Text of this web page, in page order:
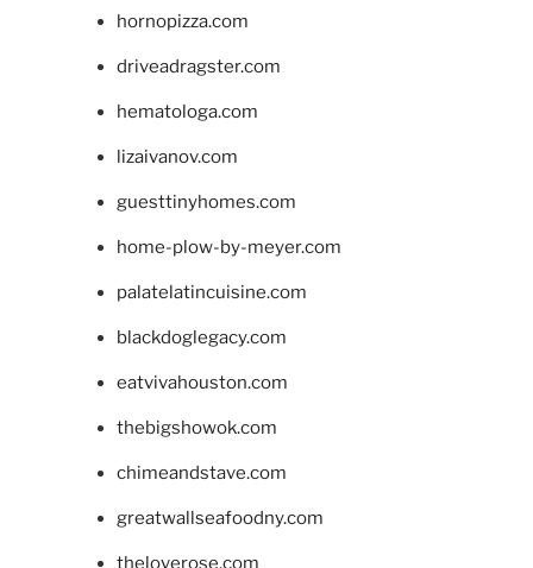
hornopizza.com
driveadragster.com
hematologa.com
lizaivanov.com
guesttinyhomes.com
home-plow-by-meyer.com
palatelatincuisine.com
blackdoglegacy.com
eatvivahouston.com
thebigshowok.com
chimeandstave.com
greatwallseafoodny.com
theloverose.com